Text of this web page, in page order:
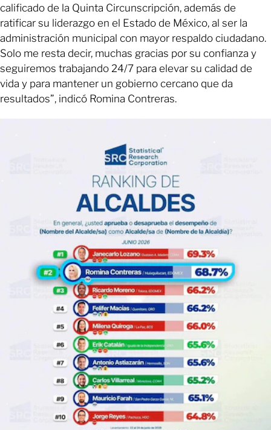
calificado de la Quinta Circunscripción, además de
ratificar su liderazgo en el Estado de México, al ser la
administración municipal con mayor respaldo ciudadano.
Solo me resta decir, muchas gracias por su confianza y
seguiremos trabajando 24/7 para elevar su calidad de
vida y para mantener un gobierno cercano que da
resultados”, indicó Romina Contreras.